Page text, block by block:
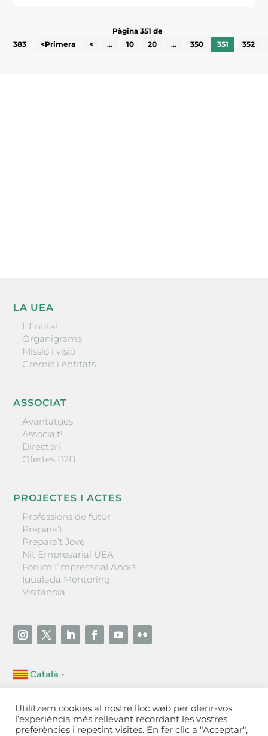
Pàgina 351 de
383
<Primera < ... 10 20 ... 350 351 352
LA UEA
L’Entitat
Organigrama
Missió i visió
Gremis i entitats
ASSOCIAT
Avantatges
Associa’t!
Directori
Ofertes B2B
PROJECTES I ACTES
Professions de futur
Prepara’t
Prepara’t Jove
Nit Empresarial UEA
Forum Empresarial Anoia
Igualada Mentoring
Visitanoia
Català ▼
Unió Empresarial de l’Anoia (UEA)
Ctra. de Manresa, 131, 08700 – Igualada(Barcelona)
Tel 93 805 22 92
Utilitzem cookies al nostre lloc web per oferir-vos
l’experiència més rellevant recordant les vostres
preferències i repetint visites. En fer clic a "Acceptar",